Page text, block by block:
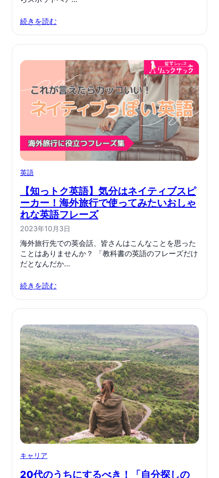
続きを読む
英語
【知っトク英語】気分はネイティブスピ
ーカー！海外旅行で使ってみたいおしゃ
れな英語フレーズ
2023年10月3日
海外旅行先での英会話、皆さんはこんなことを思った
ことはありませんか？ 「教科書の英語のフレーズだけ
だとなんだか…
続きを読む
キャリア
20代のうちにするべき！「自分探しの